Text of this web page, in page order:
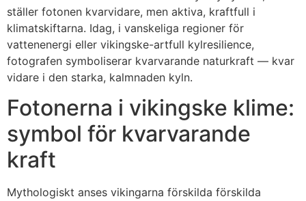
ställer fotonen kvarvidare, men aktiva, kraftfull i
klimatskiftarna. Idag, i vanskeliga regioner för
vattenenergi eller vikingske-artfull kylresilience,
fotografen symboliserar kvarvarande naturkraft — kvar
vidare i den starka, kalmnaden kyln.
Fotonerna i vikingske klime:
symbol för kvarvarande
kraft
Mythologiskt anses vikingarna förskilda förskilda